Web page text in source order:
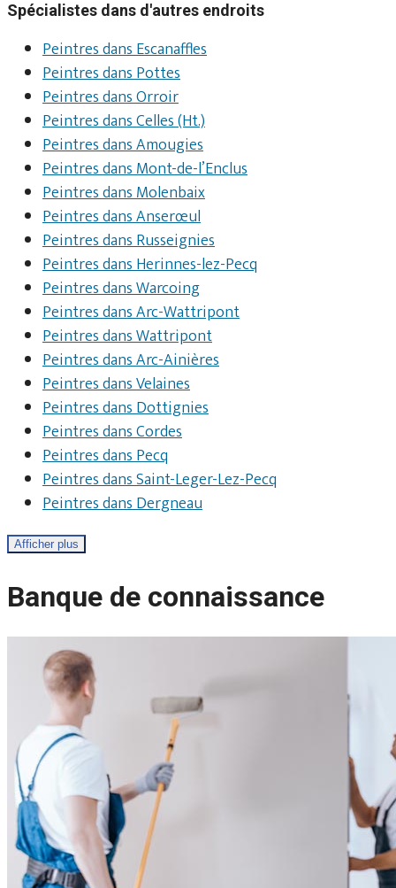
Spécialistes dans d'autres endroits
Peintres dans Escanaffles
Peintres dans Pottes
Peintres dans Orroir
Peintres dans Celles (Ht.)
Peintres dans Amougies
Peintres dans Mont-de-l’Enclus
Peintres dans Molenbaix
Peintres dans Anserœul
Peintres dans Russeignies
Peintres dans Herinnes-lez-Pecq
Peintres dans Warcoing
Peintres dans Arc-Wattripont
Peintres dans Wattripont
Peintres dans Arc-Ainières
Peintres dans Velaines
Peintres dans Dottignies
Peintres dans Cordes
Peintres dans Pecq
Peintres dans Saint-Leger-Lez-Pecq
Peintres dans Dergneau
Afficher plus
Banque de connaissance